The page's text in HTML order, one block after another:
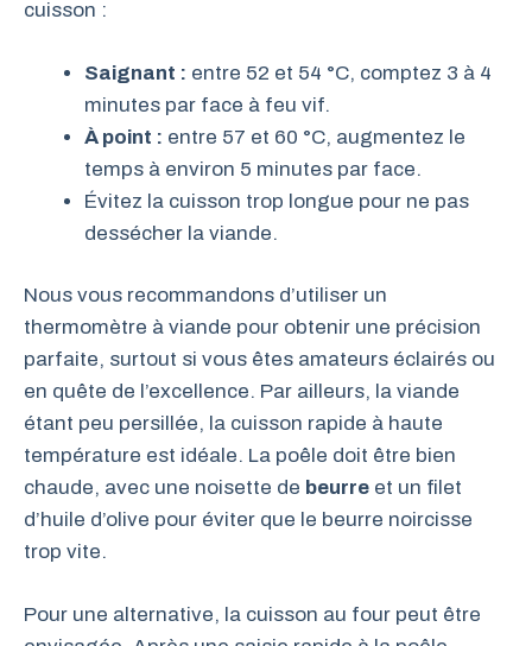
cuisson :
Saignant : entre 52 et 54 °C, comptez 3 à 4
minutes par face à feu vif.
À point : entre 57 et 60 °C, augmentez le
temps à environ 5 minutes par face.
Évitez la cuisson trop longue pour ne pas
dessécher la viande.
Nous vous recommandons d’utiliser un
thermomètre à viande pour obtenir une précision
parfaite, surtout si vous êtes amateurs éclairés ou
en quête de l’excellence. Par ailleurs, la viande
étant peu persillée, la cuisson rapide à haute
température est idéale. La poêle doit être bien
chaude, avec une noisette de beurre et un filet
d’huile d’olive pour éviter que le beurre noircisse
trop vite.
Pour une alternative, la cuisson au four peut être